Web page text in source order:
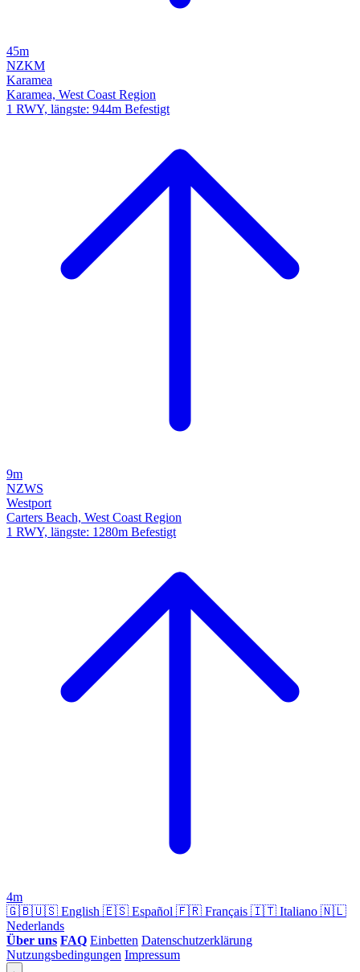
45m
NZKM
Karamea
Karamea, West Coast Region
1 RWY, längste: 944m Befestigt
9m
NZWS
Westport
Carters Beach, West Coast Region
1 RWY, längste: 1280m Befestigt
4m
🇬🇧🇺🇸 English 🇪🇸 Español 🇫🇷 Français 🇮🇹 Italiano 🇳🇱
Nederlands
Über uns FAQ Einbetten Datenschutzerklärung
Nutzungsbedingungen Impressum